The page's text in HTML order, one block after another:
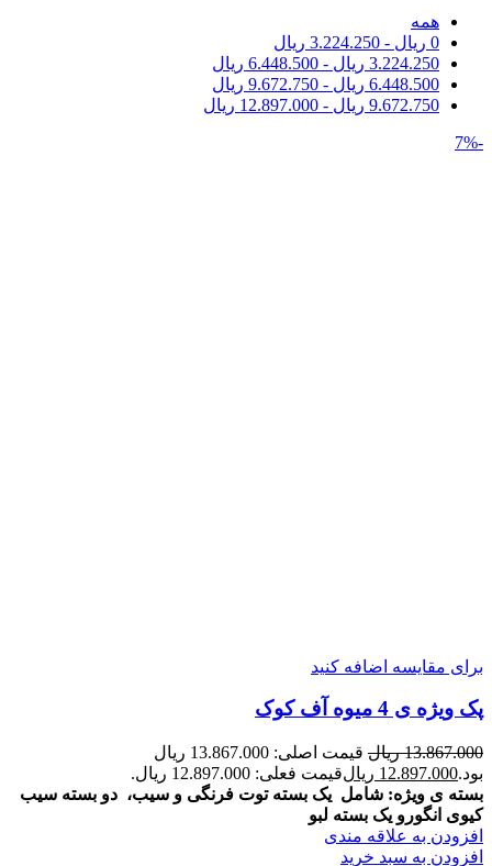
همه
0 ریال -
3.224.250 ریال
3.224.250 ریال -
6.448.500 ریال
6.448.500 ریال -
9.672.750 ریال
9.672.750 ریال -
12.897.000 ریال
-7%
برای مقایسه اضافه کنید
پک ویژه ی 4 میوه آف کوک
13.867.000 ریال
قیمت اصلی: 13.867.000 ریال
بود.12.897.000 ریالقیمت فعلی: 12.897.000 ریال.
بسته ی ویژه: شامل یک بسته توت فرنگی و سیب، دو بسته سیب
کیوی انگورو یک بسته لبو
افزودن به علاقه مندی
افزودن به سبد خرید